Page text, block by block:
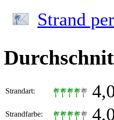
Strand
Strandart:
Strandfarbe: